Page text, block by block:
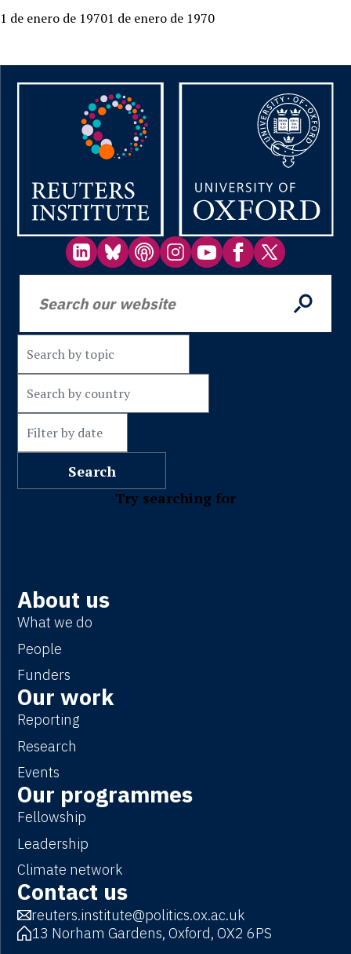
1 de enero de 19701 de enero de 1970
Try searching for
About us
What we do
People
Funders
Our work
Reporting
Research
Events
Our programmes
Fellowship
Leadership
Climate network
Contact us
reuters.institute@politics.ox.ac.uk
13 Norham Gardens, Oxford, OX2 6PS